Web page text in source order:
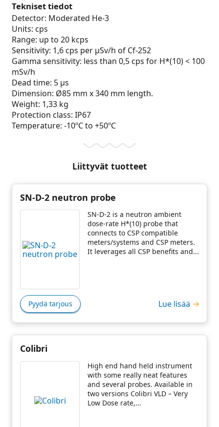
Tekniset tiedot
Detector: Moderated He-3
Units: cps
Range: up to 20 kcps
Sensitivity: 1,6 cps per µSv/h of Cf-252
Gamma sensitivity: less than 0,5 cps for H*(10) < 100
mSv/h
Dead time: 5 µs
Dimension: Ø85 mm x 340 mm length.
Weight: 1,33 kg
Protection class: IP67
Temperature: -10ºC to +50ºC
Liittyvät tuotteet
SN-D-2 neutron probe
SN-D-2 is a neutron ambient
dose-rate H*(10) probe that
connects to CSP compatible
meters/systems and CSP meters.
It leverages all CSP benefits and...
Pyydä tarjous Lue lisää
Colibri
High end hand held instrument
with some really neat features
and several probes. Available in
two versions Colibri VLD – Very
Low Dose rate,...